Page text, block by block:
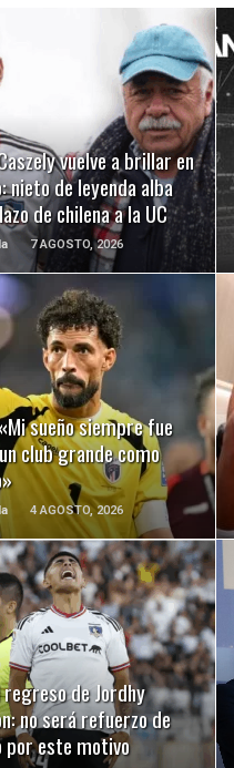
vuelve a brillar en
nieto de leyenda alba
de chilena a la UC
7 AGOSTO, 2026
LEER MÁS
sueño siempre fue
club grande como
4 AGOSTO, 2026
LEER MÁS
regreso de Jordhy
no será refuerzo de
por este motivo
LEER MÁS